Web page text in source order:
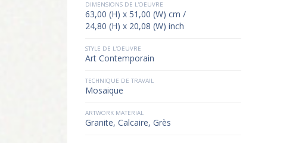
DIMENSIONS DE L'OEUVRE
63,00 (H) x 51,00 (W) cm /
24,80 (H) x 20,08 (W) inch
STYLE DE L'OEUVRE
Art Contemporain
TECHNIQUE DE TRAVAIL
Mosaique
ARTWORK MATERIAL
Granite, Calcaire, Grès